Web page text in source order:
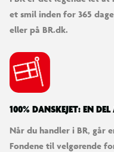
et smil inden for 365
eller på BR.dk.
100% DANSKEJET: EN
Når du handler i BR, går
Fondene til velgørende